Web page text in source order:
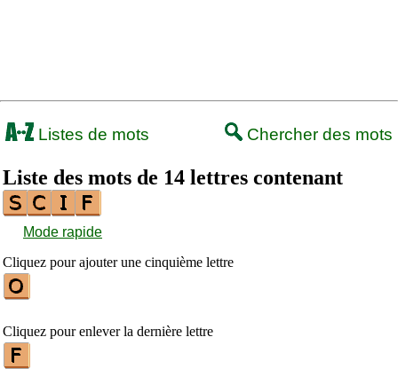
Listes de mots Chercher des mots
Liste des mots de 14 lettres contenant
Mode rapide
Cliquez pour ajouter une cinquième lettre
Cliquez pour enlever la dernière lettre